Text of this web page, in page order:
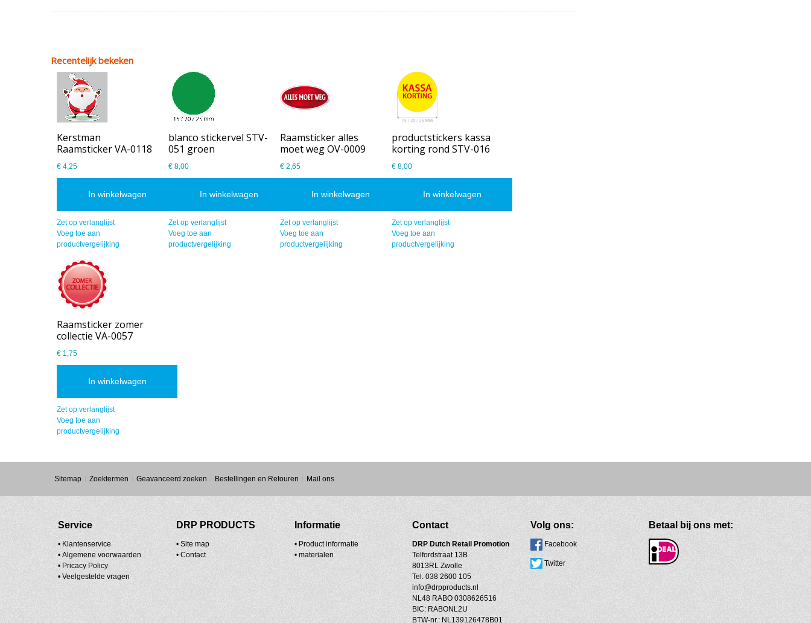
Recentelijk bekeken
Kerstman
Raamsticker VA-0118
€ 4,25
In winkelwagen
Zet op verlanglijst
Voeg toe aan
productvergelijking
blanco stickervel STV-
051 groen
€ 8,00
In winkelwagen
Zet op verlanglijst
Voeg toe aan
productvergelijking
Raamsticker alles
moet weg OV-0009
€ 2,65
In winkelwagen
Zet op verlanglijst
Voeg toe aan
productvergelijking
productstickers kassa
korting rond STV-016
€ 8,00
In winkelwagen
Zet op verlanglijst
Voeg toe aan
productvergelijking
Raamsticker zomer
collectie VA-0057
€ 1,75
In winkelwagen
Zet op verlanglijst
Voeg toe aan
productvergelijking
Sitemap Zoektermen Geavanceerd zoeken Bestellingen en Retouren Mail ons
Service
• Klantenservice
• Algemene voorwaarden
• Pricacy Policy
• Veelgestelde vragen
DRP PRODUCTS
• Site map
• Contact
Informatie
• Product informatie
• materialen
Contact
DRPDutch Retail Promotion
Telfordstraat 13B
8013RL Zwolle
Tel. 038 2600 105
info@drpproducts.nl
NL48 RABO 0308626516
BIC: RABONL2U
BTW-nr.: NL139126478B01
Volg ons:
Facebook
Twitter
Betaal bij ons met: